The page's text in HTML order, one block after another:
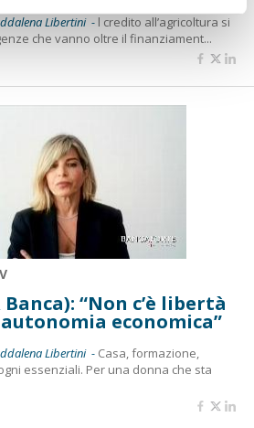
Libertini - l credito all’agricoltura si
che vanno oltre il finanziament...
Banca): “Non c’è libertà
economica”
Libertini - Casa, formazione,
essenziali. Per una donna che sta